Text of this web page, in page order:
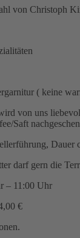
von Christoph
( keine
von uns
Saft
Dauer
darf gern die
– 11:00 Uhr
€